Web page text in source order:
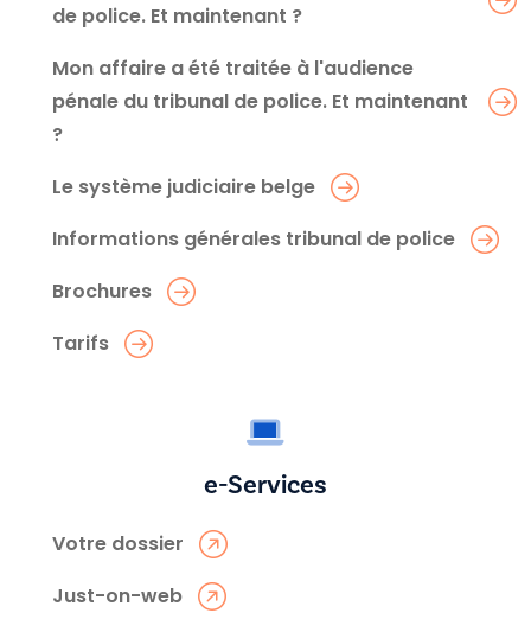
de police. Et maintenant ?
Mon affaire a été traitée à l'audience
pénale du tribunal de police. Et maintenant
?
Le système judiciaire belge
Informations générales tribunal de police
Brochures
Tarifs
e-Services
Votre dossier
Just-on-web